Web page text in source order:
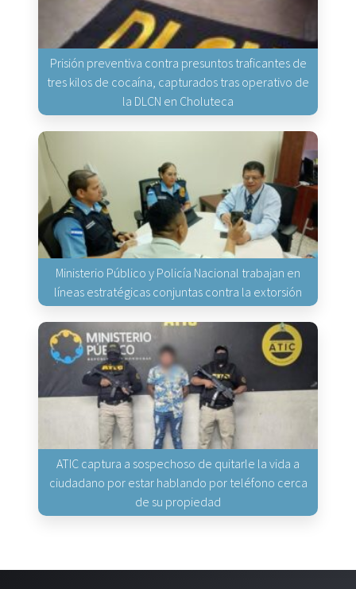
Prisión preventiva contra presuntos traficantes de
tres kilos de cocaína, capturados tras operativo de
la DLCN en Choluteca
Ministerio Público y Policía Nacional trabajan en
líneas estratégicas conjuntas contra la extorsión
ATIC captura a sospechoso de quitarle la vida a
ciudadano por estar hablando por teléfono cerca
de su propiedad